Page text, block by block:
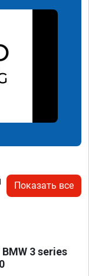
Показать все
3 series